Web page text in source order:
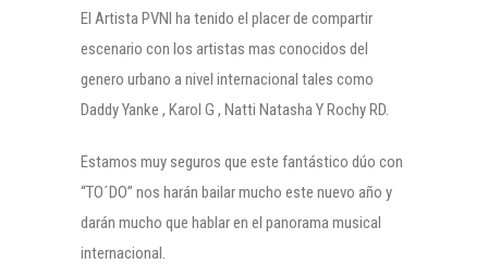
El Artista PVNI ha tenido el placer de compartir
escenario con los artistas mas conocidos del
genero urbano a nivel internacional tales como
Daddy Yanke , Karol G , Natti Natasha Y Rochy RD.
Estamos muy seguros que este fantástico dúo con
“TO´DO” nos harán bailar mucho este nuevo año y
darán mucho que hablar en el panorama musical
internacional.